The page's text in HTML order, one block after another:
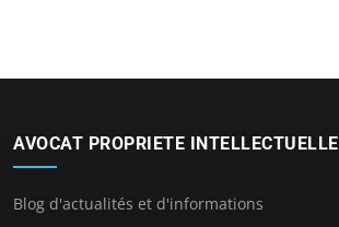
AVOCAT PROPRIETE INTELLECTUELLE
Blog d'actualités et d'informations